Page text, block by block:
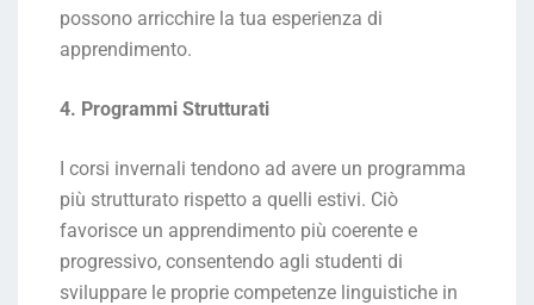
possono arricchire la tua esperienza di
apprendimento.
4. Programmi Strutturati
I corsi invernali tendono ad avere un programma
più strutturato rispetto a quelli estivi. Ciò
favorisce un apprendimento più coerente e
progressivo, consentendo agli studenti di
sviluppare le proprie competenze linguistiche in